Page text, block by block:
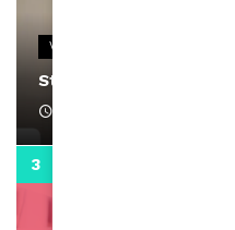
VIDEOS
Stacy passe un message